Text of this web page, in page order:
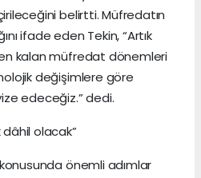
belirtti. Müfredatın
ifade eden Tekin, “Artık
kalan müfredat dönemleri
değişimlere göre
edeceğiz.” dedi.
olacak”
önemli adımlar